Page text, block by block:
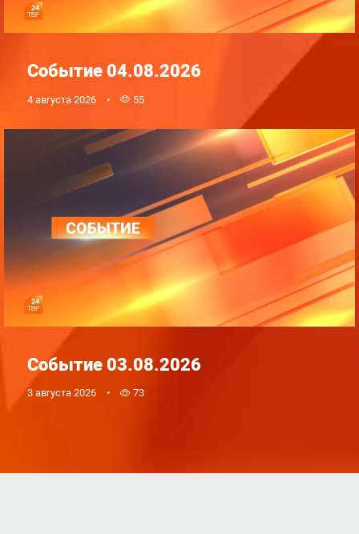
Событие 04.08.2026
4 августа 2026 55
Событие 03.08.2026
3 августа 2026 73